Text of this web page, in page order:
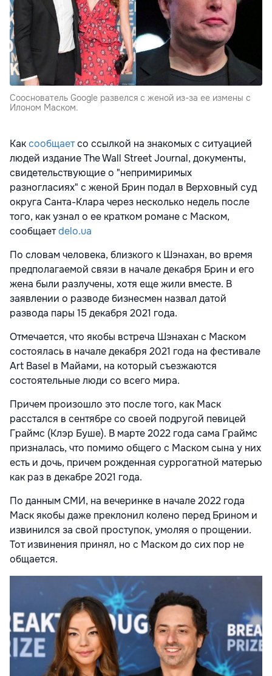
Сооснователь Google развелся с женой из-за ее измены с
Илоном Маском.
Каксообщаетсо ссылкой на знакомых с ситуацией
людей издание The Wall Street Journal, документы,
свидетельствующие о "непримиримых
разногласиях" с женой Брин подал в Верховный суд
округа Санта-Клара через несколько недель после
того, как узнал о ее кратком романе с Маском,
сообщаетdelo.ua
По словам человека, близкого к Шэнахан, во время
предполагаемой связи в начале декабря Брин и его
жена были разлучены, хотя еще жили вместе. В
заявлении о разводе бизнесмен назвал датой
развода пары 15 декабря 2021 года.
Отмечается, что якобы встреча Шэнахан с Маском
состоялась в начале декабря 2021 года на фестивале
Art Basel в Майами, на который съезжаются
состоятельные люди со всего мира.
Причем произошло это после того, как Маск
расстался в сентябре со своей подругой певицей
Граймс (Клэр Буше). В марте 2022 года сама Граймс
призналась, что помимо общего с Маском сына у них
есть и дочь, причем рожденная суррогатной матерью
как раз в декабре 2021 года.
По данным СМИ, на вечеринке в начале 2022 года
Маск якобы даже преклонил колено перед Брином и
извинился за свой проступок, умоляя о прощении.
Тот извинения принял, но с Маском до сих пор не
общается.